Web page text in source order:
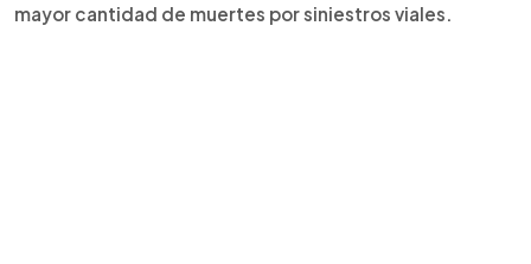
mayor cantidad de muertes por siniestros viales.